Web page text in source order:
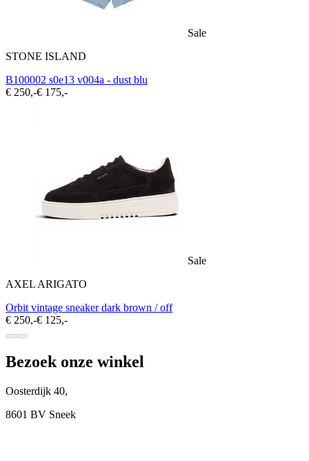
Sale
STONE ISLAND
B100002 s0e13 v004a - dust blu
€ 250,-€ 175,-
Sale
AXEL ARIGATO
Orbit vintage sneaker dark brown / off
€ 250,-€ 125,-
Bezoek onze winkel
Oosterdijk 40,
8601 BV Sneek